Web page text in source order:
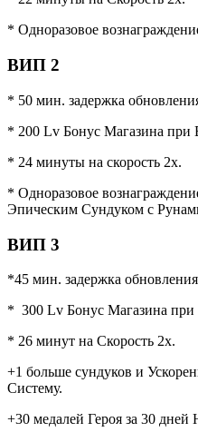
* Одноразовое
ВИП 2
* 50 мин. задержка
* 200 Lv Бонус Магазина при
* 24 минуты на скорость 2x.
* Одноразовое
Эпическим Сундуком с
ВИП 3
*45 мин. задержка
* 300 Lv Бонус Магазина при
* 26 минут на Скорость 2x.
+1 больше сундуков и
Систему.
+30 медалей Героя за 30 дней